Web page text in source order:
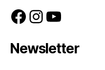
Facebook
Instagram
YouTube
Newsletter